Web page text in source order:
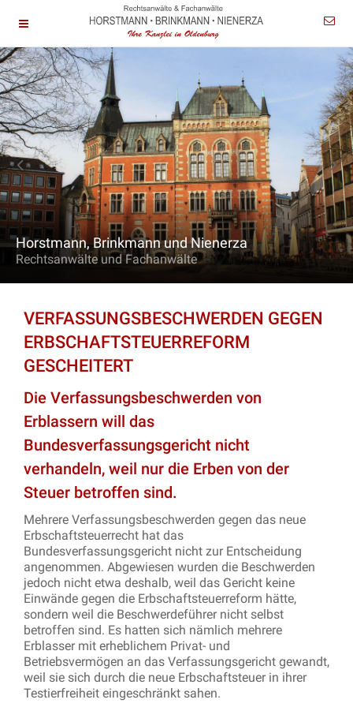
Horstmann, Brinkmann und Nienerza
Rechtsanwälte und Fachanwälte
VERFASSUNGSBESCHWERDEN GEGEN
ERBSCHAFTSTEUERREFORM
GESCHEITERT
Die Verfassungsbeschwerden von
Erblassern will das
Bundesverfassungsgericht nicht
verhandeln, weil nur die Erben von der
Steuer betroffen sind.
Mehrere Verfassungsbeschwerden gegen das neue
Erbschaftsteuerrecht hat das
Bundesverfassungsgericht nicht zur Entscheidung
angenommen. Abgewiesen wurden die Beschwerden
jedoch nicht etwa deshalb, weil das Gericht keine
Einwände gegen die Erbschaftsteuerreform hätte,
sondern weil die Beschwerdeführer nicht selbst
betroffen sind. Es hatten sich nämlich mehrere
Erblasser mit erheblichem Privat- und
Betriebsvermögen an das Verfassungsgericht gewandt,
weil sie sich durch die neue Erbschaftsteuer in ihrer
Testierfreiheit eingeschränkt sahen.